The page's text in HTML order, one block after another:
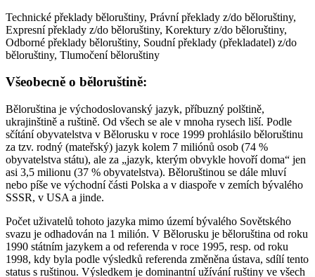
Technické překlady běloruštiny, Právní překlady z/do běloruštiny,
Expresní překlady z/do běloruštiny, Korektury z/do běloruštiny,
Odborné překlady běloruštiny, Soudní překlady (překladatel) z/do
běloruštiny, Tlumočení běloruštiny
Všeobecně o běloruštině:
Běloruština je východoslovanský jazyk, příbuzný polštině,
ukrajinštině a ruštině. Od všech se ale v mnoha rysech liší. Podle
sčítání obyvatelstva v Bělorusku v roce 1999 prohlásilo běloruštinu
za tzv. rodný (mateřský) jazyk kolem 7 miliónů osob (74 %
obyvatelstva státu), ale za „jazyk, kterým obvykle hovoří doma“ jen
asi 3,5 milionu (37 % obyvatelstva). Běloruštinou se dále mluví
nebo píše ve východní části Polska a v diaspoře v zemích bývalého
SSSR, v USA a jinde.
Počet uživatelů tohoto jazyka mimo území bývalého Sovětského
svazu je odhadován na 1 milión. V Bělorusku je běloruština od roku
1990 státním jazykem a od referenda v roce 1995, resp. od roku
1998, kdy byla podle výsledků referenda změněna ústava, sdílí tento
status s ruštinou. Výsledkem je dominantní užívání ruštiny ve všech